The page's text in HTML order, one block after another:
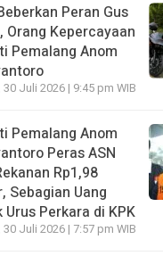
Peran Gus
Orang Kepercayaan
Pemalang Anom
30 Juli 2026 | 9:45 pm WIB
Pemalang Anom
Peras ASN
Rp1,98
Sebagian Uang
Urus Perkara di KPK
30 Juli 2026 | 7:57 pm WIB